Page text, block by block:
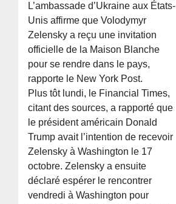
L’ambassade d’Ukraine aux États-
Unis affirme que Volodymyr
Zelensky a reçu une invitation
officielle de la Maison Blanche
pour se rendre dans le pays,
rapporte le New York Post.
Plus tôt lundi, le Financial Times,
citant des sources, a rapporté que
le président américain Donald
Trump avait l’intention de recevoir
Zelensky à Washington le 17
octobre. Zelensky a ensuite
déclaré espérer le rencontrer
vendredi à Washington pour